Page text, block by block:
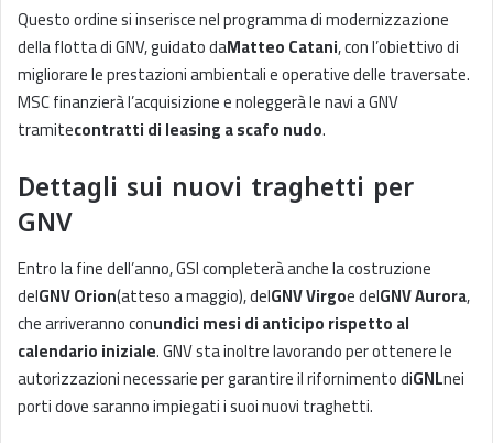
Questo ordine si inserisce nel programma di modernizzazione
della flotta di GNV, guidato daMatteo Catani, con l’obiettivo di
migliorare le prestazioni ambientali e operative delle traversate.
MSC finanzierà l’acquisizione e noleggerà le navi a GNV
tramitecontratti di leasing a scafo nudo.
Dettagli sui nuovi traghetti per
GNV
Entro la fine dell’anno, GSI completerà anche la costruzione
delGNV Orion(atteso a maggio), delGNV Virgoe delGNV Aurora,
che arriveranno conundici mesi di anticipo rispetto al
calendario iniziale. GNV sta inoltre lavorando per ottenere le
autorizzazioni necessarie per garantire il rifornimento diGNLnei
porti dove saranno impiegati i suoi nuovi traghetti.